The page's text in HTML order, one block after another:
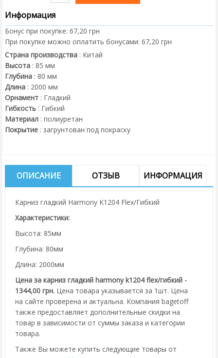
Информация
Бонус при покупке: 67,20 грн
При покупке можно оплатить бонусами: 67,20 грн
Страна производства : Китай
Высота : 85 мм
Глубина : 80 мм
Длина : 2000 мм
Орнамент : Гладкий
Гибкость : Гибкий
Материал : полиуретан
Покрытие : загрунтован под покраску
ОПИСАНИЕ ОТЗЫВ ИНФОРМАЦИЯ
Карниз гладкий Harmony K1204 Flex/Гибкий
Характеристики:
Высота: 85мм
Глубина: 80мм
Длина: 2000мм
Цена за карниз гладкий harmony k1204 flex/гибкий -
1344,00 грн. Цена товара указывается за 1шт. Цена
на сайте проверена и актуальна. Компания bagetoff
также предоставляет дополнительные скидки на
товар в зависимости от суммы заказа и категории
товара.
Также Вы можете купить следующие товары от